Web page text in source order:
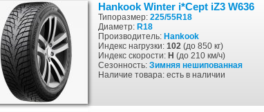
Hankook Winter i*Cept iZ3 W636
Типоразмер: 225/55R18
Диаметр: R18
Производитель: Hankook
Индекс нагрузки: 102 (до 850 кг)
Индекс скорости: H (до 210 км/ч)
Сезонность: Зимняя нешипованная
Наличие товара: есть в наличии